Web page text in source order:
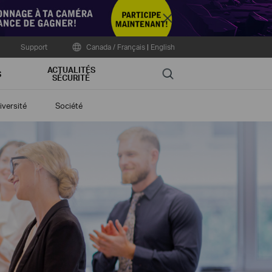
Close
Support Canada / Français | English
ACTUALITÉS
SÉCURITÉ Search
Société